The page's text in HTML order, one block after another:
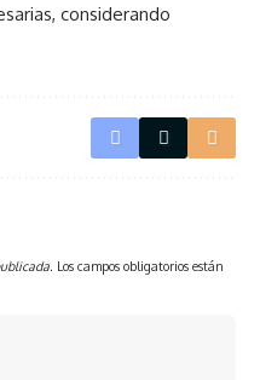
considerando
Los campos obligatorios están